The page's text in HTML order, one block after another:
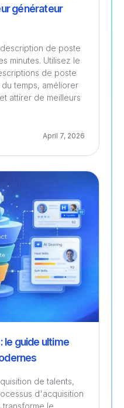
générateur
de poste
minutes. Utilisez le
de poste
temps, améliorer
attirer de meilleurs
April 7, 2026
le guide ultime
de talents,
d'acquisition